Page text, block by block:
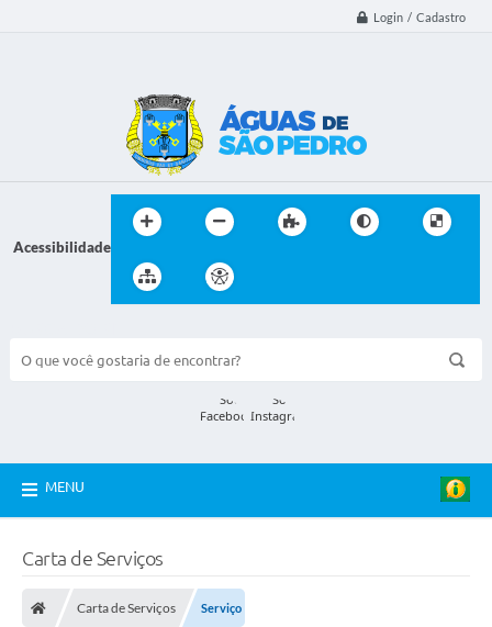
Login / Cadastro
Acessibilidade
MENU
Carta de Serviços
Carta de Serviços Serviço